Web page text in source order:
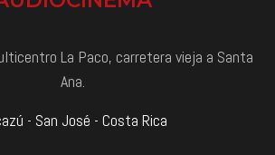
La Paco, carretera vieja a Santa
Ana.
- San José - Costa Rica